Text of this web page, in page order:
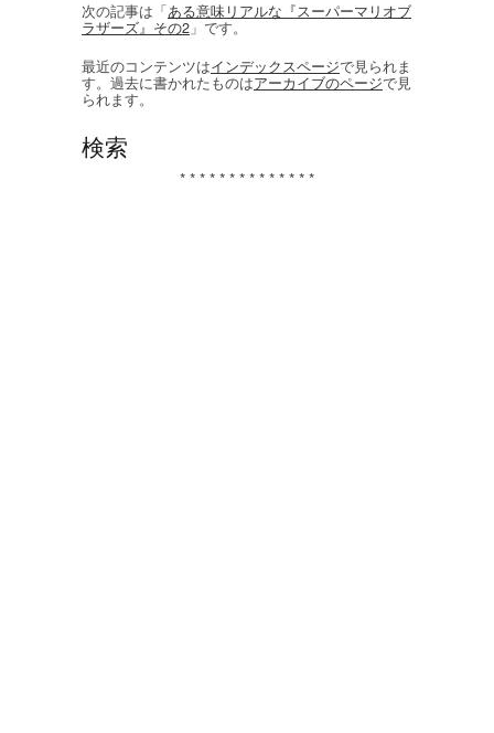
次の記事は「ある意味リアルな『スーパーマリオブ
ラザーズ』その2 」です。
最近のコンテンツはインデックスページで見られま
す。過去に書かれたものはアーカイブのページで見
られます。
検索
* * * * * * * * * * * * * *